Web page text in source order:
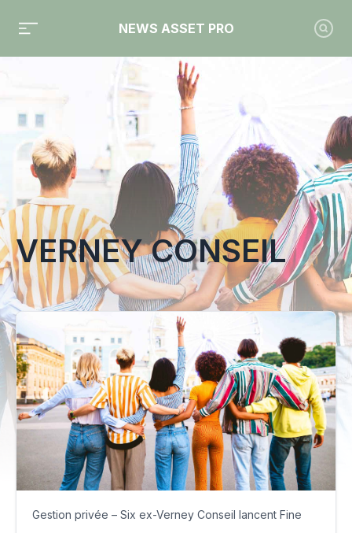
NEWS ASSET PRO
Toute l'actualité sur le tag "Verney Conseil"
VERNEY CONSEIL
Gestion privée – Six ex-Verney Conseil lancent Fine